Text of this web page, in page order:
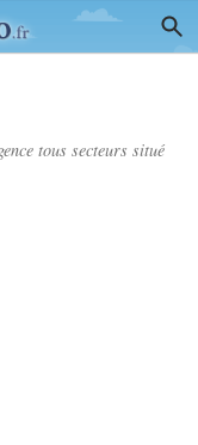
tous secteurs situé